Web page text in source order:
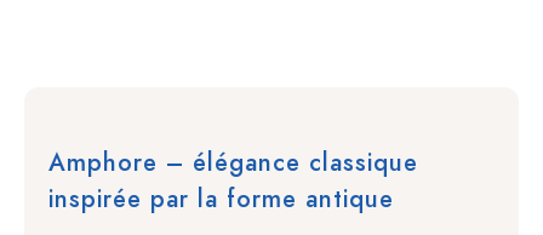
Amphore – élégance classique
inspirée par la forme antique